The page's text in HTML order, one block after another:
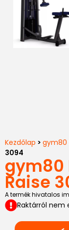
Kezdőlap > gym80
3094
gym80
Raise
A termék hivatalos
Raktárról nem